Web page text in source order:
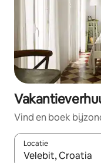
Vind en boek
Locatie
Wanneer er